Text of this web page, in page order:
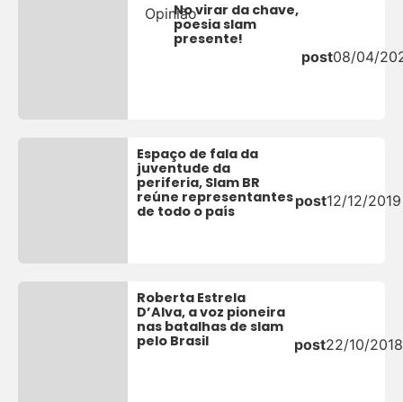
OpiniãoNo virar da chave,
poesia slam
presente!
post08/04/
Espaço de fala da
juventude da
periferia, Slam BR
reúne representantes
de todo o país
post12/12/2019
Roberta Estrela
D’Alva, a voz pioneira
nas batalhas de slam
pelo Brasil
post22/10/2018